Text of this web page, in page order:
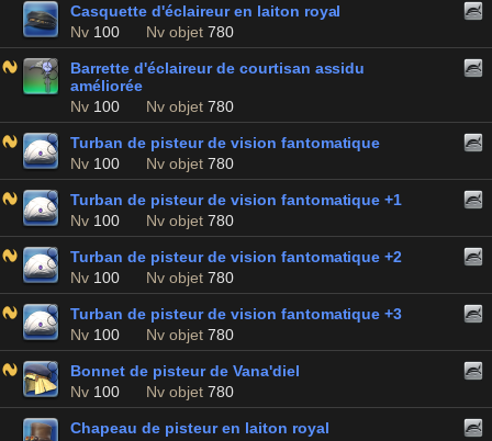
Casquette d'éclaireur en laiton royal
Nv 100 Nv objet 780
Barrette d'éclaireur de courtisan assidu
améliorée
Nv 100 Nv objet 780
Turban de pisteur de vision fantomatique
Nv 100 Nv objet 780
Turban de pisteur de vision fantomatique +1
Nv 100 Nv objet 780
Turban de pisteur de vision fantomatique +2
Nv 100 Nv objet 780
Turban de pisteur de vision fantomatique +3
Nv 100 Nv objet 780
Bonnet de pisteur de Vana'diel
Nv 100 Nv objet 780
Chapeau de pisteur en laiton royal